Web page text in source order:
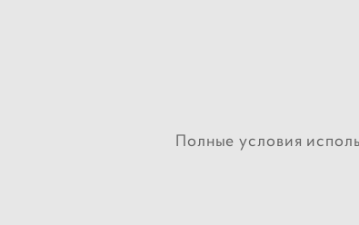
Полные условия